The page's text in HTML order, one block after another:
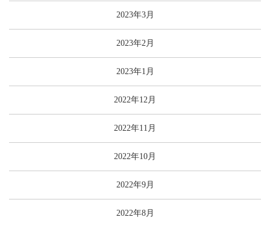
2023年3月
2023年2月
2023年1月
2022年12月
2022年11月
2022年10月
2022年9月
2022年8月